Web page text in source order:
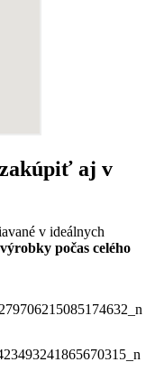
zakúpiť aj v
v ideálnych
počas celého